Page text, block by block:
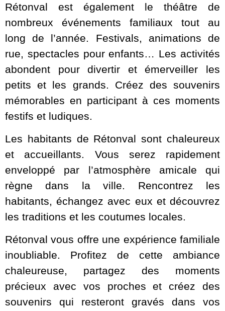
Rétonval est également le théâtre de
nombreux événements familiaux tout au
long de l’année. Festivals, animations de
rue, spectacles pour enfants… Les activités
abondent pour divertir et émerveiller les
petits et les grands. Créez des souvenirs
mémorables en participant à ces moments
festifs et ludiques.
Les habitants de Rétonval sont chaleureux
et accueillants. Vous serez rapidement
enveloppé par l’atmosphère amicale qui
règne dans la ville. Rencontrez les
habitants, échangez avec eux et découvrez
les traditions et les coutumes locales.
Rétonval vous offre une expérience familiale
inoubliable. Profitez de cette ambiance
chaleureuse, partagez des moments
précieux avec vos proches et créez des
souvenirs qui resteront gravés dans vos